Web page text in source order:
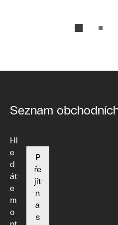
Seznam
Hl
e
d
át
e
m
o
P
ře
jít
n
a
s